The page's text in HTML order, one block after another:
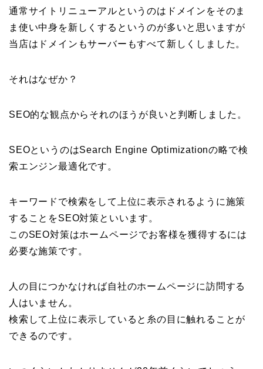
通常サイトリニューアルというのはドメインをそのま
ま使い中身を新しくするというのが多いと思いますが
当店はドメインもサーバーもすべて新しくしました。
それはなぜか？
SEO的な観点からそれのほうが良いと判断しました。
SEOというのはSearch Engine Optimizationの略で検
索エンジン最適化です。
キーワードで検索をして上位に表示されるように施策
することをSEO対策といいます。
このSEO対策はホームページでお客様を獲得するには
必要な施策です。
人の目につかなければ自社のホームページに訪問する
人はいません。
検索して上位に表示していると糸の目に触れることが
できるのです。